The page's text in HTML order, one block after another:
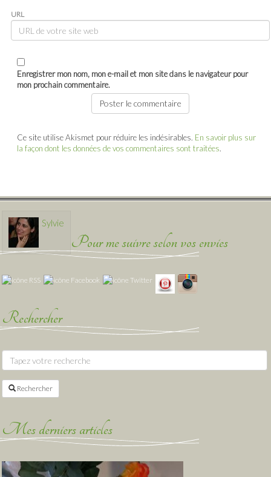
URL
Enregistrer mon nom, mon e-mail et mon site dans le navigateur pour
mon prochain commentaire.
Ce site utilise Akismet pour réduire les indésirables. En savoir plus sur
la façon dont les données de vos commentaires sont traitées.
Sylvie
Pour me suivre selon vos envies
Rechercher
Rechercher
Mes derniers articles